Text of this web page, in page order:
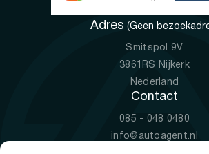
Adres (Geen
Smitspol 9V
3861RS Nijkerk
Nederland
Contact
085 - 048 0480
info@autoagent.nl